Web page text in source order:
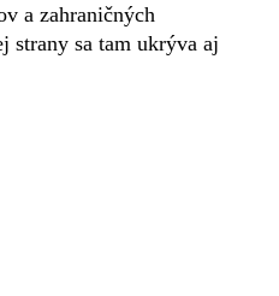
a zahraničných
strany sa tam ukrýva aj